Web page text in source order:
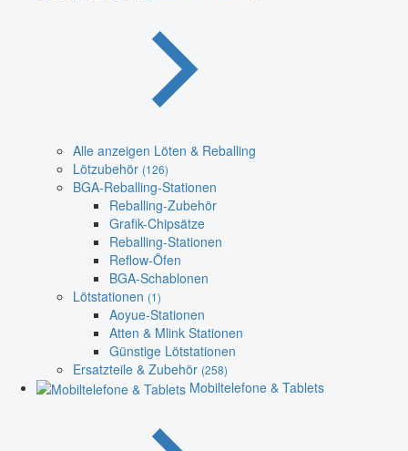
Alle anzeigen Löten & Reballing
Lötzubehör (126)
BGA-Reballing-Stationen
Reballing-Zubehör
Grafik-Chipsätze
Reballing-Stationen
Reflow-Öfen
BGA-Schablonen
Lötstationen (1)
Aoyue-Stationen
Atten & Mlink Stationen
Günstige Lötstationen
Ersatzteile & Zubehör (258)
Mobiltelefone & Tablets